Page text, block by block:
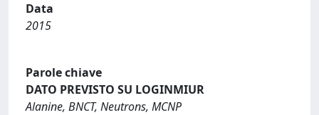
Data
2015
Parole chiave
DATO PREVISTO SU LOGINMIUR
Alanine, BNCT, Neutrons, MCNP